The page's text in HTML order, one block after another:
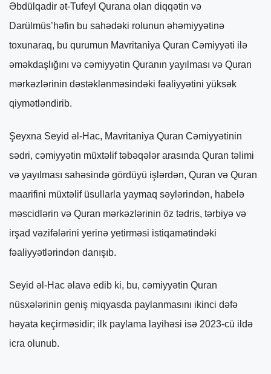
Əbdülqadir ət-Tufeyl Qurana olan diqqətin və
Darülmüs’həfin bu sahədəki rolunun əhəmiyyətinə
toxunaraq, bu qurumun Mavritaniya Quran Cəmiyyəti ilə
əməkdaşlığını və cəmiyyətin Quranın yayılması və Quran
mərkəzlərinin dəstəklənməsindəki fəaliyyətini yüksək
qiymətləndirib.
Şeyxna Seyid əl-Hac, Mavritaniya Quran Cəmiyyətinin
sədri, cəmiyyətin müxtəlif təbəqələr arasında Quran təlimi
və yayılması sahəsində gördüyü işlərdən, Quran və Quran
maarifini müxtəlif üsullarla yaymaq səylərindən, habelə
məscidlərin və Quran mərkəzlərinin öz tədris, tərbiyə və
irşad vəzifələrini yerinə yetirməsi istiqamətindəki
fəaliyyətlərindən danışıb.
Seyid əl-Hac əlavə edib ki, bu, cəmiyyətin Quran
nüsxələrinin geniş miqyasda paylanmasını ikinci dəfə
həyata keçirməsidir; ilk paylama layihəsi isə 2023-cü ildə
icra olunub.